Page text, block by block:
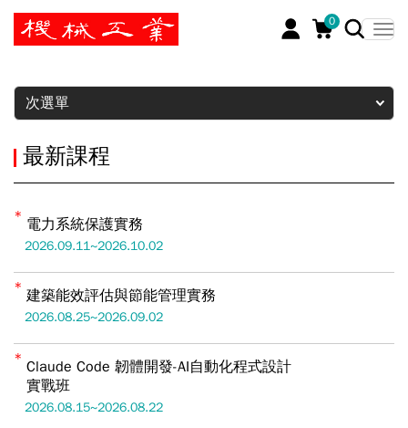
0
暫停
次選單
最新課程
電力系統保護實務
2026.09.11~2026.10.02
建築能效評估與節能管理實務
2026.08.25~2026.09.02
Claude Code 韌體開發-AI自動化程式設計
實戰班
2026.08.15~2026.08.22